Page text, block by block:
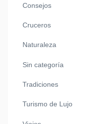
Consejos
Cruceros
Naturaleza
Sin categoría
Tradiciones
Turismo de Lujo